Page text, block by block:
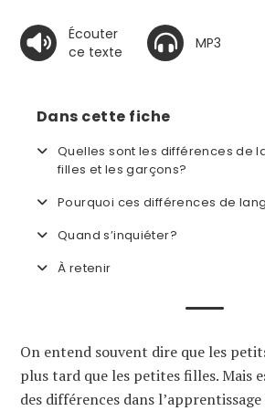
Écouter
ce texte
MP3
Dans cette fiche
Quelles sont les différences de
filles et les garçons?
Pourquoi ces différences de
Quand s’inquiéter?
À retenir
On entend souvent dire que les
plus tard que les petites filles. Mais
des différences dans